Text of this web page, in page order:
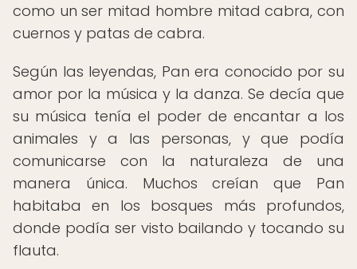
como un ser mitad hombre mitad cabra, con
cuernos y patas de cabra.
Según las leyendas, Pan era conocido por su
amor por la música y la danza. Se decía que
su música tenía el poder de encantar a los
animales y a las personas, y que podía
comunicarse con la naturaleza de una
manera única. Muchos creían que Pan
habitaba en los bosques más profundos,
donde podía ser visto bailando y tocando su
flauta.